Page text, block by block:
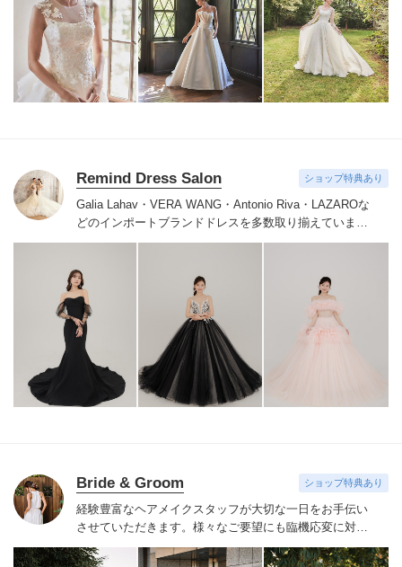
ドレスは全て日本人花嫁向けにサイズ調整。さらに和装
は1903年創業からの伝統を受け継がれている厳選された
お着物や現代の薫りをちりばめた艶やかなコレクショ
ン。すべての花嫁さまへ後悔しないお衣裳選びをお手伝
いさせて頂きます。
Remind Dress Salon ショップ特典あり
Galia Lahav・VERA WANG・Antonio Riva・LAZAROな
どのインポートブランドドレスを多数取り揃えていま
す。挙式・披露宴・前撮り・二次会などのお貸出しも可
レスをレンタルしていただいたお客様にはヘッドアクセ
サリー・イヤリング・ピアス・シューズ・ベールが無料
で付きます。
Bride & Groom ショップ特典あり
経験豊富なヘアメイクスタッフが大切な一日をお手伝い
させていただきます。様々なご要望にも臨機応変に対応
し、人生で一番輝く笑顔を創り出します。